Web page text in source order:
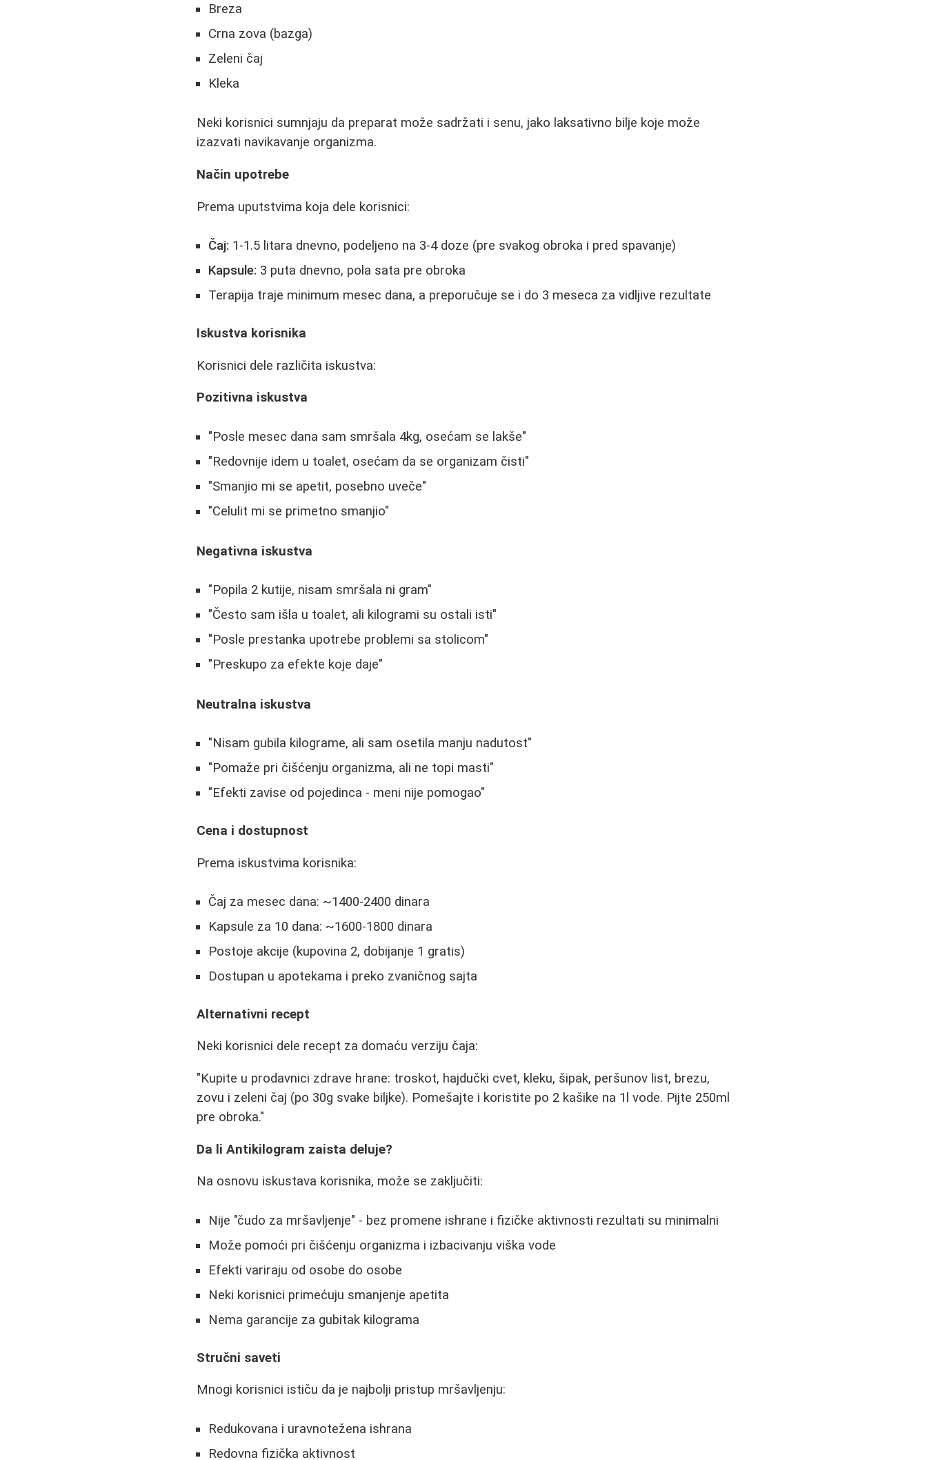
Breza
Crna zova (bazga)
Zeleni čaj
Kleka
Neki korisnici sumnjaju da preparat može sadržati i senu, jako laksativno bilje koje može
izazvati navikavanje organizma.
Način upotrebe
Prema uputstvima koja dele korisnici:
Čaj: 1-1.5 litara dnevno, podeljeno na 3-4 doze (pre svakog obroka i pred spavanje)
Kapsule: 3 puta dnevno, pola sata pre obroka
Terapija traje minimum mesec dana, a preporučuje se i do 3 meseca za vidljive rezultate
Iskustva korisnika
Korisnici dele različita iskustva:
Pozitivna iskustva
"Posle mesec dana sam smršala 4kg, osećam se lakše"
"Redovnije idem u toalet, osećam da se organizam čisti"
"Smanjio mi se apetit, posebno uveče"
"Celulit mi se primetno smanjio"
Negativna iskustva
"Popila 2 kutije, nisam smršala ni gram"
"Često sam išla u toalet, ali kilogrami su ostali isti"
"Posle prestanka upotrebe problemi sa stolicom"
"Preskupo za efekte koje daje"
Neutralna iskustva
"Nisam gubila kilograme, ali sam osetila manju nadutost"
"Pomaže pri čišćenju organizma, ali ne topi masti"
"Efekti zavise od pojedinca - meni nije pomogao"
Cena i dostupnost
Prema iskustvima korisnika:
Čaj za mesec dana: ~1400-2400 dinara
Kapsule za 10 dana: ~1600-1800 dinara
Postoje akcije (kupovina 2, dobijanje 1 gratis)
Dostupan u apotekama i preko zvaničnog sajta
Alternativni recept
Neki korisnici dele recept za domaću verziju čaja:
"Kupite u prodavnici zdrave hrane: troskot, hajdučki cvet, kleku, šipak, peršunov list, brezu,
zovu i zeleni čaj (po 30g svake biljke). Pomešajte i koristite po 2 kašike na 1l vode. Pijte 250ml
pre obroka."
Da li Antikilogram zaista deluje?
Na osnovu iskustava korisnika, može se zaključiti:
Nije "čudo za mršavljenje" - bez promene ishrane i fizičke aktivnosti rezultati su minimalni
Može pomoći pri čišćenju organizma i izbacivanju viška vode
Efekti variraju od osobe do osobe
Neki korisnici primećuju smanjenje apetita
Nema garancije za gubitak kilograma
Stručni saveti
Mnogi korisnici ističu da je najbolji pristup mršavljenju:
Redukovana i uravnotežena ishrana
Redovna fizička aktivnost